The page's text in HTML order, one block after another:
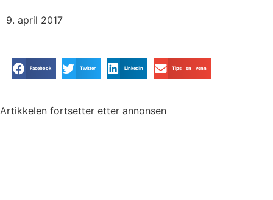
9. april 2017
Facebook Twitter LinkedIn Tips en venn
Artikkelen fortsetter etter annonsen